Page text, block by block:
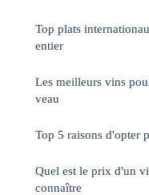
Top plats
entier
Les meilleurs vins
veau
Top 5 raisons d'opter
Quel est le prix d'un
connaître